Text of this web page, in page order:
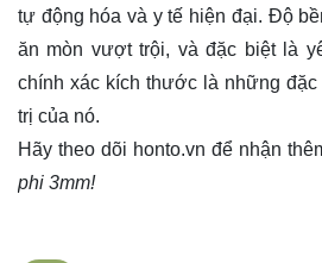
tự động hóa và y tế hiện đại. Độ
ăn mòn vượt trội, và đặc biệt là
chính xác kích thước là những
trị của nó.
Hãy theo dõi honto.vn để nhận
phi 3mm!